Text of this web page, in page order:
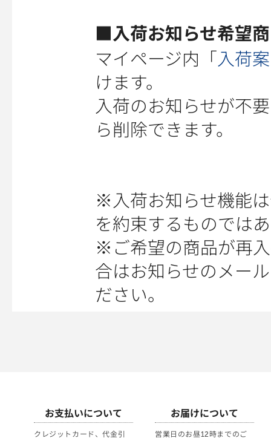
■入荷お知らせ希望
マイページ内「入荷
けます。
入荷のお知らせが不
ら削除できます。
※入荷お知らせ機能
を約束するものでは
※ご希望の商品が再
合はお知らせのメー
ださい。
お支払いについて
クレジットカード、代金引
お届けについて
営業日のお昼12時までのご